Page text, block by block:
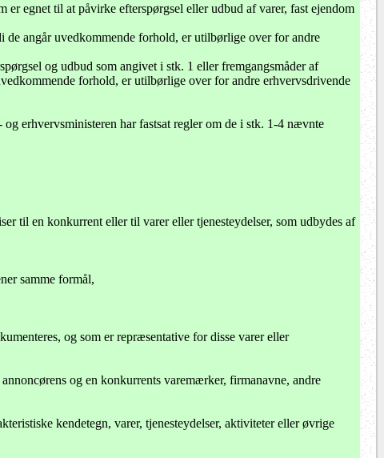
egnet til at påvirke efterspørgsel eller udbud af varer, fast ejendom
de angår uvedkommende forhold, er utilbørlige over for andre
og udbud som angivet i stk. 1 eller fremgangsmåder af
forhold, er utilbørlige over for andre erhvervsdrivende
erhvervsministeren har fastsat regler om de i stk. 1-4 nævnte
til en konkurrent eller til varer eller tjenesteydelser, som udbydes af
samme formål,
og som er repræsentative for disse varer eller
og en konkurrents varemærker, firmanavne, andre
kendetegn, varer, tjenesteydelser, aktiviteter eller øvrige